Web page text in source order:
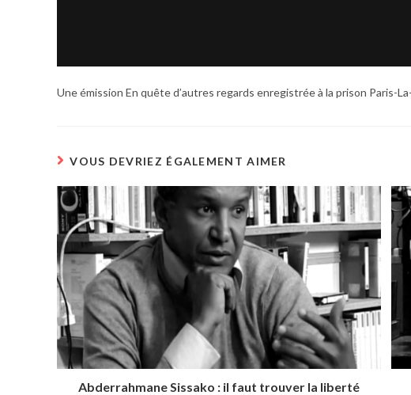
Une émission En quête d’autres regards enregistrée à la prison Paris-
VOUS DEVRIEZ ÉGALEMENT AIMER
Abderrahmane Sissako : il faut trouver la liberté